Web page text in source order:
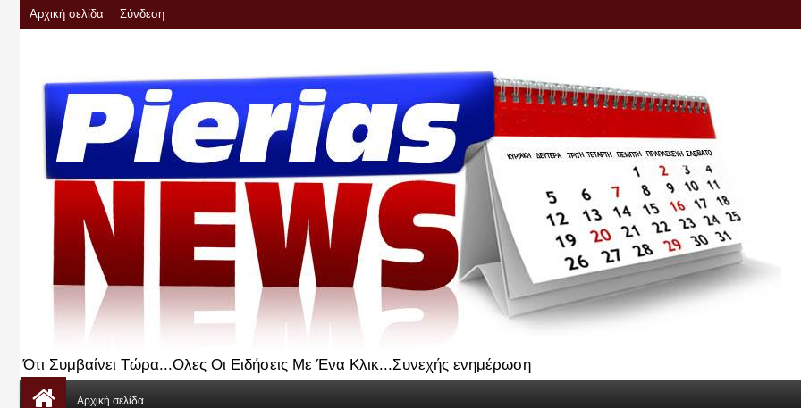
Αρχική σελίδα Σύνδεση
Ότι Συμβαίνει Τώρα...Ολες Οι Ειδήσεις Με Ένα Κλικ...Συνεχής ενημέρωση
Αρχική σελίδα